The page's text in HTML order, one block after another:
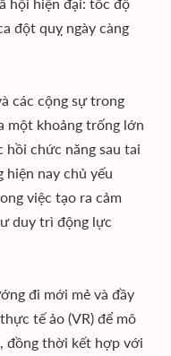
đột quỵ ngày càng
các cộng sự trong
một khoảng trống lớn
chức năng sau tai
nay chủ yếu
việc tạo ra cảm
duy trì động lực
đi mới mẻ và đầy
tế ảo (VR) để mô
đồng thời kết hợp với